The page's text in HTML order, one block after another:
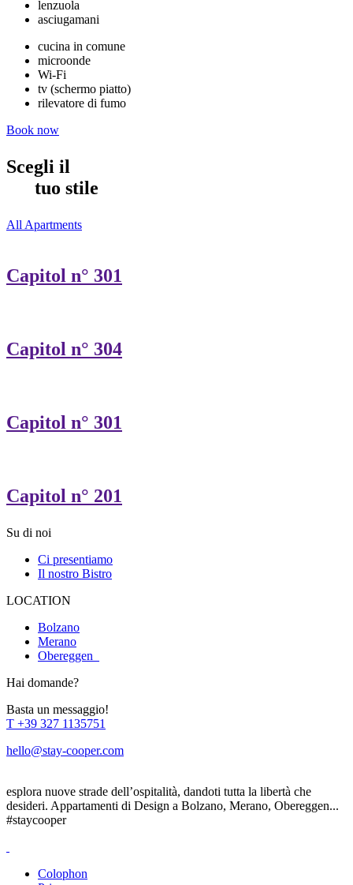
lenzuola
asciugamani
cucina in comune
microonde
Wi-Fi
tv (schermo piatto)
rilevatore di fumo
Book now
Scegli il
tuo stile
All Apartments
Capitol n° 301
Capitol n° 304
Capitol n° 301
Capitol n° 201
Su di noi
Ci presentiamo
Il nostro Bistro
LOCATION
Bolzano
Merano
Obereggen
Hai domande?
Basta un messaggio!
T +39 327 1135751
hello@stay-cooper.com
esplora nuove strade dell’ospitalità, dandoti tutta la libertà che
desideri. Appartamenti di Design a Bolzano, Merano, Obereggen...
#staycooper
Colophon